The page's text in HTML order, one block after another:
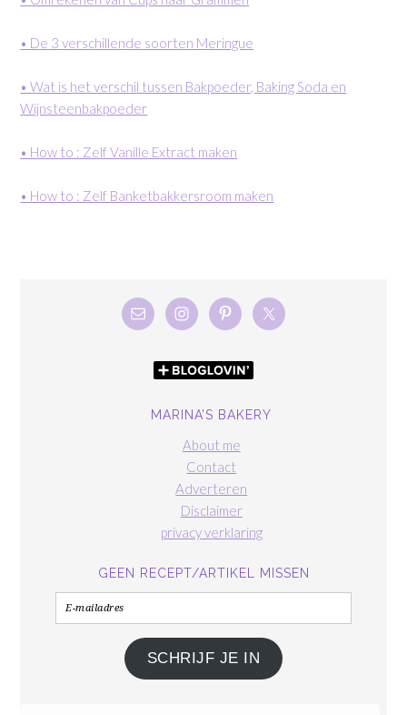
• De 3 verschillende soorten Meringue
• Wat is het verschil tussen Bakpoeder, Baking Soda en
Wijnsteenbakpoeder
• How to : Zelf Vanille Extract maken
• How to : Zelf Banketbakkersroom maken
MARINA’S BAKERY
About me
Contact
Adverteren
Disclaimer
privacy verklaring
GEEN RECEPT/ARTIKEL MISSEN
E-
mailadres
SCHRIJF JE IN